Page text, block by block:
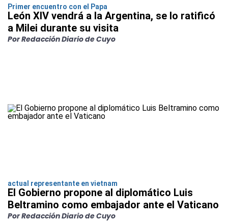
Primer encuentro con el Papa
León XIV vendrá a la Argentina, se lo ratificó
a Milei durante su visita
Por Redacción Diario de Cuyo
actual representante en vietnam
El Gobierno propone al diplomático Luis
Beltramino como embajador ante el Vaticano
Por Redacción Diario de Cuyo